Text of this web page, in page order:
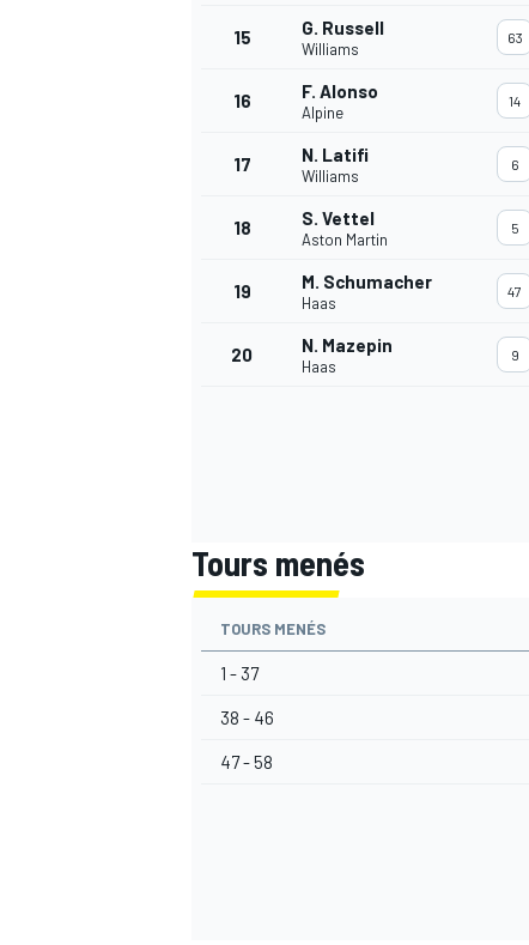
15 G. Russell
Williams
63
16 F. Alonso
Alpine
14
17 N. Latifi
Williams
6
18 S. Vettel
Aston Martin
5
19 M. Schumacher
Haas
47
20 N. Mazepin
Haas
9
Tours menés
TOURS MENÉS
1 - 37
38 - 46
47 - 58